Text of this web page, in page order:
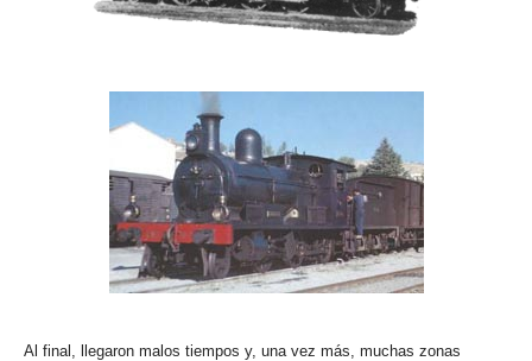
Al final, llegaron malos tiempos y, una vez más, muchas zonas